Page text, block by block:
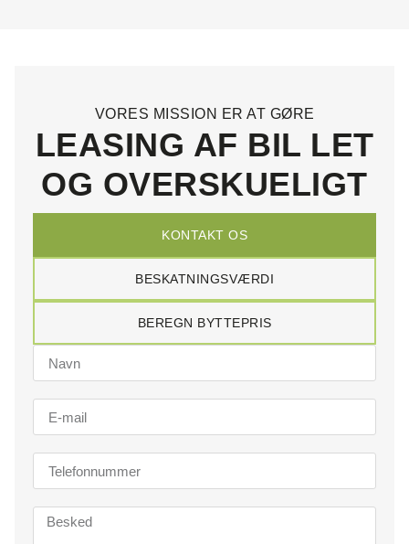
VORES MISSION ER AT GØRE
LEASING AF BIL LET
OG OVERSKUELIGT
KONTAKT OS
BESKATNINGSVÆRDI
BEREGN BYTTEPRIS